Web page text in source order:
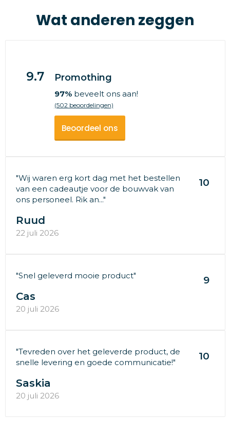
Wat anderen zeggen
9.7 Promothing
97%beveelt ons aan!
(502 beoordelingen)
Beoordeel ons
"Wij waren erg kort dag met het bestellen
van een cadeautje voor de bouwvak van
ons personeel. Rik an..."
10
Ruud
22 juli 2026
"Snel geleverd mooie product" 9
Cas
20 juli 2026
"Tevreden over het geleverde product, de
snelle levering en goede communicatie!"
10
Saskia
20 juli 2026